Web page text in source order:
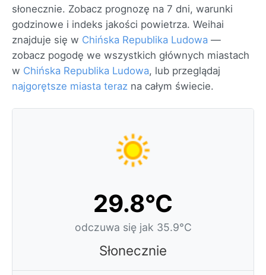
słonecznie. Zobacz prognozę na 7 dni, warunki
godzinowe i indeks jakości powietrza. Weihai
znajduje się w Chińska Republika Ludowa —
zobacz pogodę we wszystkich głównych miastach
w Chińska Republika Ludowa, lub przeglądaj
najgorętsze miasta teraz na całym świecie.
29.8°C
odczuwa się jak 35.9°C
Słonecznie